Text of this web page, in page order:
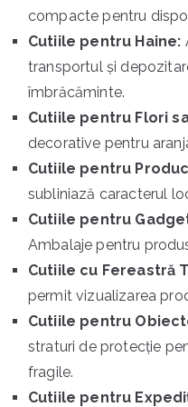
compacte pentru
Cutiile pentru Haine:
transportul și
îmbrăcăminte.
Cutiile pentru Flori
decorative pentru
Cutiile pentru
subliniază caracterul
Cutiile pentru
Ambalaje pentru
Cutiile cu Fereastră
permit vizualizarea
Cutiile pentru
straturi de protecție
fragile.
Cutiile pentru